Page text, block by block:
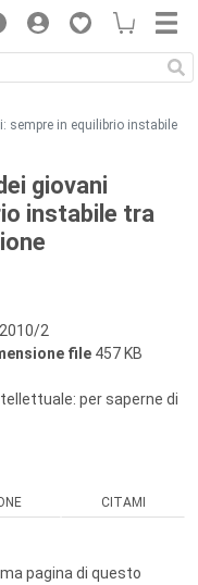
sempre in equilibrio instabile
giovani
instabile tra
2010/2
file 457 KB
per saperne di
CITAMI
pagina di questo